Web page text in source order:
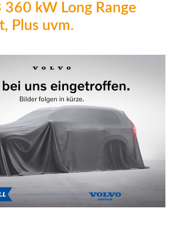
360 kW Long Range
Plus uvm.